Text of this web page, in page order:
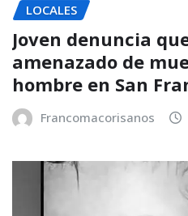
LOCALES
Joven denuncia
amenazado de
hombre en San
Francomacorisanos